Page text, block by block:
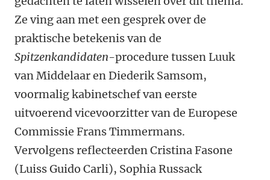
Ze ving aan met een gesprek over de
praktische betekenis van de
Spitzenkandidaten-procedure tussen Luuk
van Middelaar en Diederik Samsom,
voormalig kabinetschef van eerste
uitvoerend vicevoorzitter van de Europese
Commissie Frans Timmermans.
Vervolgens reflecteerden Cristina Fasone
(Luiss Guido Carli), Sophia Russack